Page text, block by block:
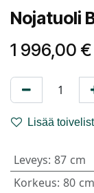
Nojatuoli
1 996,00 €
Lisää
Leveys: 87 cm
Korkeus: 80 cm